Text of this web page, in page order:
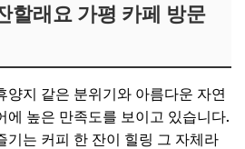
할래요 가평 카페 방문
양지 같은 분위기와 아름다운 자연
에 높은 만족도를 보이고 있습니다.
기는 커피 한 잔이 힐링 그 자체라